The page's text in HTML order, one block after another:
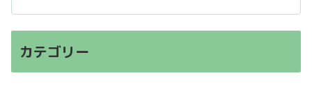
カテゴリー